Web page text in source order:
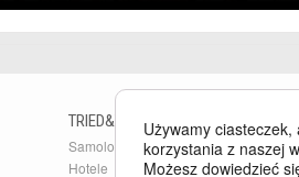
TRIED&TESTED
Samoloty
Hotele
Używamy
korzystania z naszej
Możesz dowiedzieć